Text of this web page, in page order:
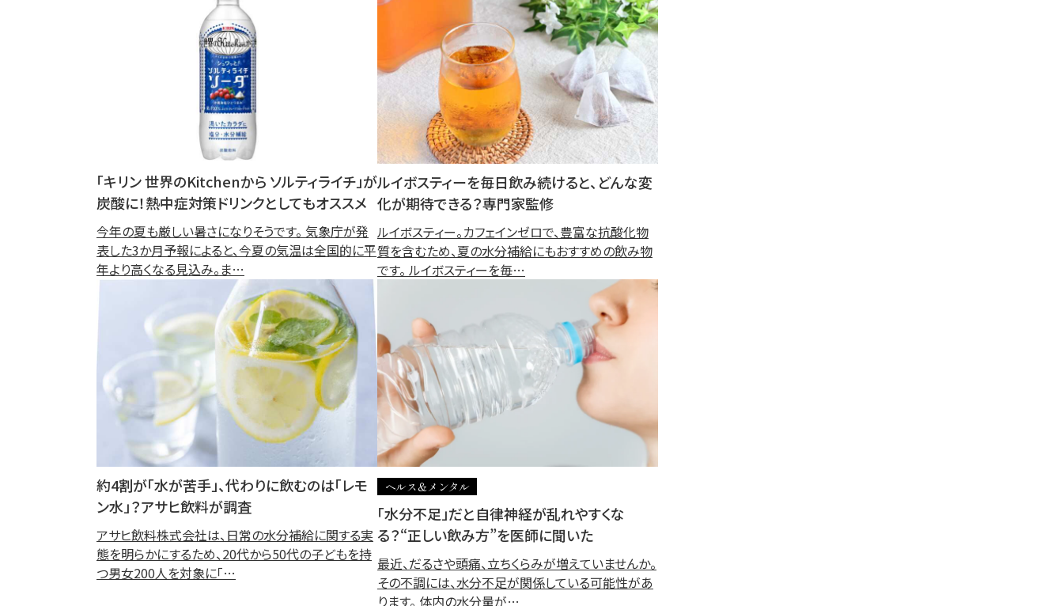
「キリン 世界のKitchenから ソルティライチ」が
炭酸に！熱中症対策ドリンクとしてもオススメ
今年の夏も厳しい暑さになりそうです。 気象庁が発
表した3か月予報によると、今夏の気温は全国的に平
年より高くなる見込み。ま…
ルイボスティーを毎日飲み続けると、どんな変
化が期待できる？専門家監修
ルイボスティー。カフェインゼロで、豊富な抗酸化物
質を含むため、夏の水分補給にもおすすめの飲み物
です。 ルイボスティーを毎…
約4割が「水が苦手」、代わりに飲むのは「レモ
ン水」？アサヒ飲料が調査
アサヒ飲料株式会社は、日常の水分補給に関する実
態を明らかにするため、20代から50代の子どもを持
つ男女200人を対象に「…
ヘルス＆メンタル
「水分不足」だと自律神経が乱れやすくな
る？“正しい飲み方”を医師に聞いた
最近、だるさや頭痛、立ちくらみが増えていませんか。
その不調には、水分不足が関係している可能性があ
ります。 体内の水分量が…